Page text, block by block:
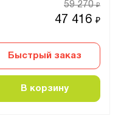
47 416₽
59 270₽
Быстрый заказ
В корзину